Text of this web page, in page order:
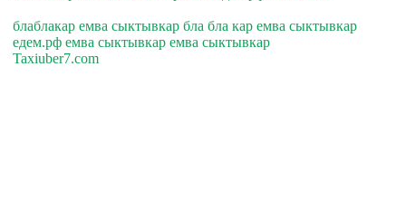
блаблакар емва сыктывкар бла бла кар емва сыктывкар
едем.рф емва сыктывкар емва сыктывкар
Taxiuber7.com